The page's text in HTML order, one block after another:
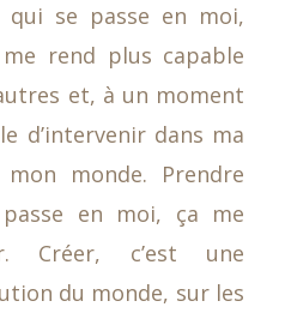
qui se passe en moi,
rend plus capable
et, à un moment
d’intervenir dans ma
monde. Prendre
en moi, ça me
Créer, c’est une
du monde, sur les